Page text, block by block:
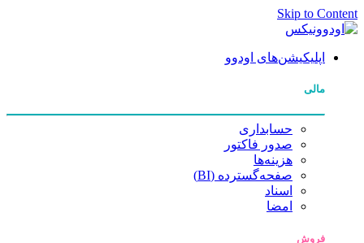
Skip to Content
اپلیکیشن‌های اودوو
مالی
حسابداری
صدور فاکتور
هزینه‌ها
صفحه‌گسترده (BI)
اسناد
امضا
فروش